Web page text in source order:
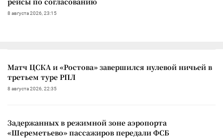
8 августа 2026, 23:15
Матч ЦСКА и «Ростова» завершился нулевой ничьей в
третьем туре РПЛ
8 августа 2026, 22:35
Задержанных в режимной зоне аэропорта
«Шереметьево» пассажиров передали ФСБ